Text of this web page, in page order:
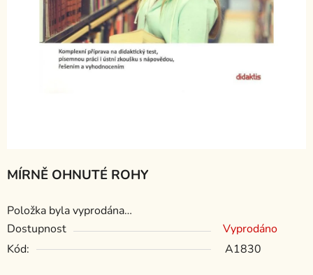
MÍRNĚ OHNUTÉ ROHY
Položka byla vyprodána…
Dostupnost
Vyprodáno
Kód:
A1830